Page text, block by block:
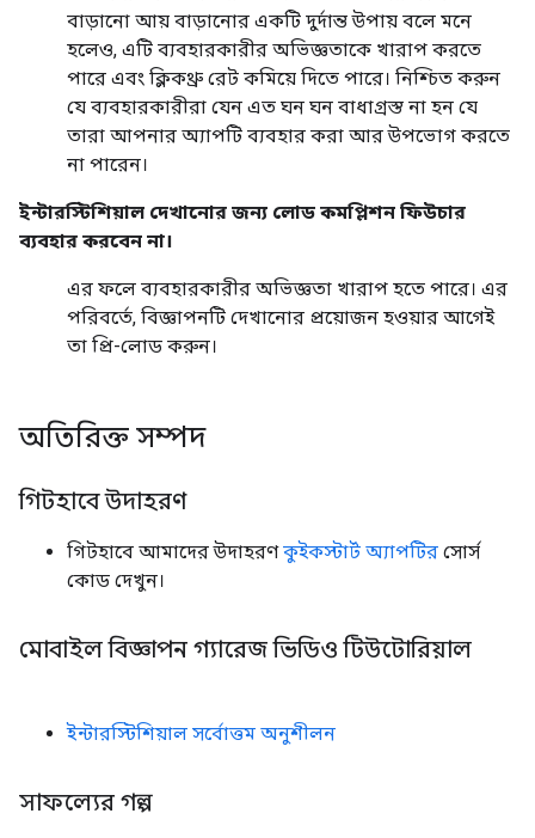
বাড়ানো আয় বাড়ানোর একটি দুর্দান্ত উপায় বলে মনে
হলেও, এটি ব্যবহারকারীর অভিজ্ঞতাকে খারাপ করতে
পারে এবং ক্লিকথ্রু রেট কমিয়ে দিতে পারে। নিশ্চিত করুন
যে ব্যবহারকারীরা যেন এত ঘন ঘন বাধাগ্রস্ত না হন যে
তারা আপনার অ্যাপটি ব্যবহার করা আর উপভোগ করতে
না পারেন।
ইন্টারস্টিশিয়াল দেখানোর জন্য লোড কমপ্লিশন ফিউচার
ব্যবহার করবেন না।
এর ফলে ব্যবহারকারীর অভিজ্ঞতা খারাপ হতে পারে। এর
পরিবর্তে, বিজ্ঞাপনটি দেখানোর প্রয়োজন হওয়ার আগেই
তা প্রি-লোড করুন।
অতিরিক্ত সম্পদ
গিটহাবে উদাহরণ
গিটহাবে আমাদের উদাহরণকুইকস্টার্ট অ্যাপটির সোর্স
কোড দেখুন।
মোবাইল বিজ্ঞাপন গ্যারেজ ভিডিও টিউটোরিয়াল
ইন্টারস্টিশিয়াল সর্বোত্তম অনুশীলন
সাফল্যের গল্প